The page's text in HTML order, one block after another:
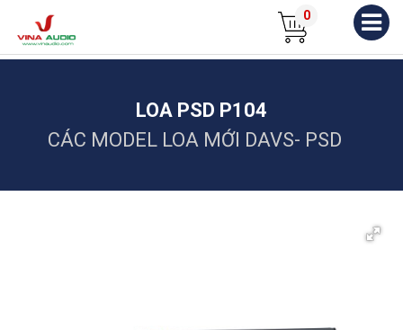
0
LOA PSD P104
CÁC MODEL LOA MỚI DAVS- PSD